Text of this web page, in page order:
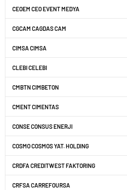
CEOEM CEO EVENT MEDYA
CGCAM CAGDAS CAM
CIMSA CIMSA
CLEBI CELEBI
CMBTN CIMBETON
CMENT CIMENTAS
CONSE CONSUS ENERJI
COSMO COSMOS YAT. HOLDING
CRDFA CREDITWEST FAKTORING
CRFSA CARREFOURSA